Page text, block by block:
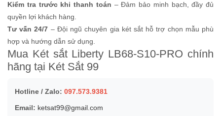
Kiểm tra trước khi thanh toán – Đảm bảo minh bạch, đầy đủ
quyền lợi khách hàng.
Tư vấn 24/7 – Đội ngũ chuyên gia két sắt hỗ trợ chọn mẫu phù
hợp và hướng dẫn sử dụng.
Mua Két sắt Liberty LB68-S10-PRO chính
hãng tại Két Sắt 99
Hotline / Zalo: 097.573.9381
Email: ketsat99@gmail.com